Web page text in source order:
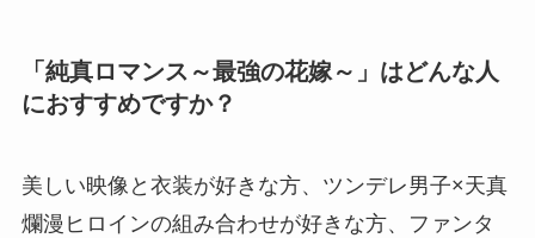
「純真ロマンス～最強の花嫁～」はどんな人
におすすめですか？
美しい映像と衣装が好きな方、ツンデレ男子×天真
爛漫ヒロインの組み合わせが好きな方、ファンタ